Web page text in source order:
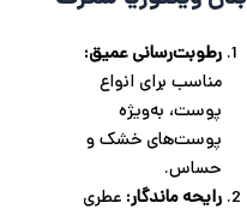
رطوبت‌رسانی عمیق:
مناسب برای انواع
پوست، به‌ویژه
پوست‌های خشک و
حساس.
رایحه ماندگار: عطری